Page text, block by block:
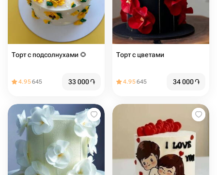
Торт с подсолнухами 🌻
4.95645 33 000֏
Торт с цветами
4.95645 34 000֏